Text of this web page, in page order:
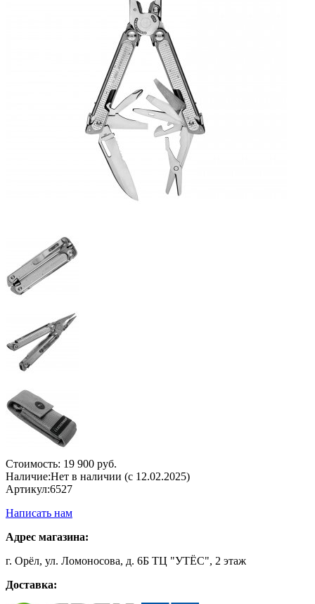
Стоимость: 19 900 руб.
Наличие:Нет в наличии (с 12.02.2025)
Артикул:6527
Написать нам
Адрес магазина:
г. Орёл, ул. Ломоносова, д. 6Б ТЦ "УТЁС", 2 этаж
Доставка: